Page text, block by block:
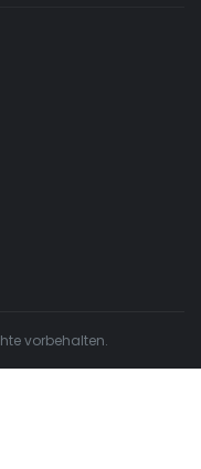
vorbehalten.